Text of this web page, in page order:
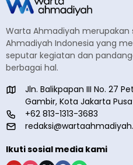
Warta Ahmadiyah
Ahmadiyah Indonesia yang
seputar kegiatan dan
berbagai hal.
Jln. Balikpapan III No. 27
Gambir, Kota Jakarta
+62 813-1313-3683
Ikuti sosial media kami